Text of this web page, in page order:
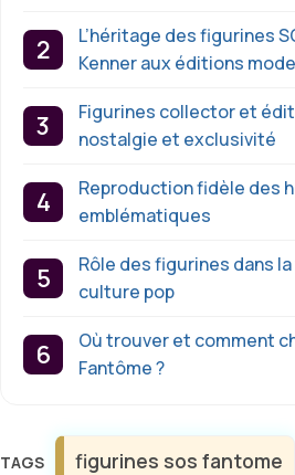
L’héritage des figurines
Kenner aux éditions
Figurines collector et
nostalgie et exclusivité
Reproduction fidèle des
emblématiques
Rôle des figurines dans
culture pop
Où trouver et comment
Fantôme ?
Étiquettes
figurines sos fantome